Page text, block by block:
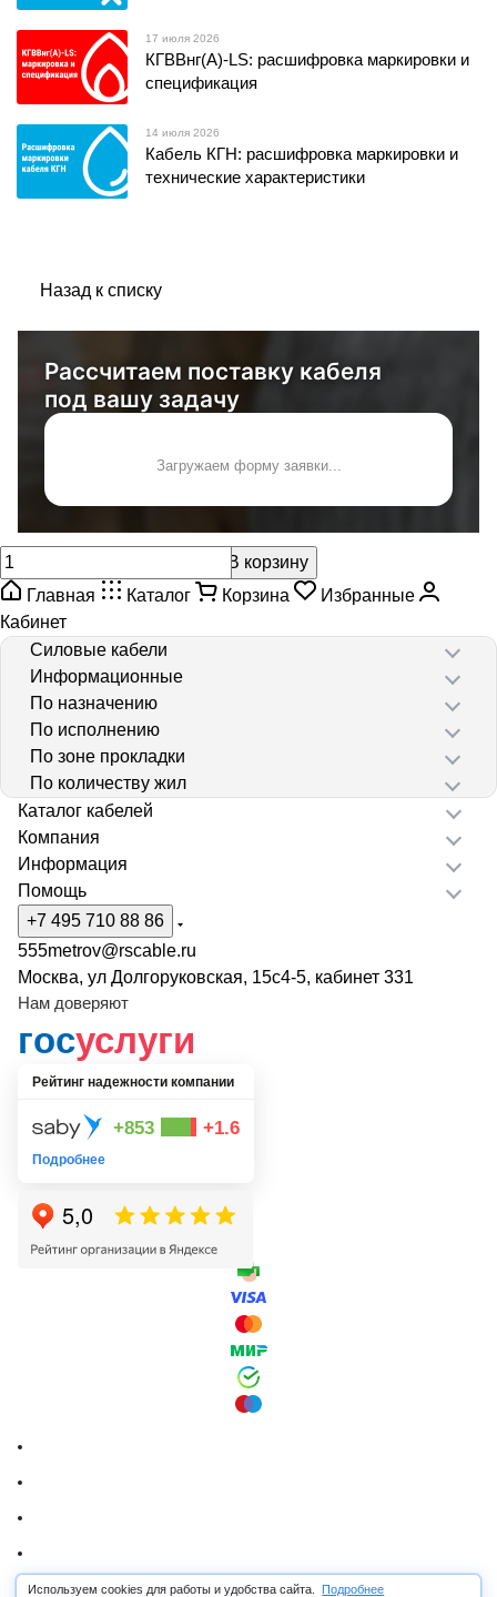
17 июля 2026
КГВВнг(А)-LS: расшифровка маркировки и
спецификация
14 июля 2026
Кабель КГН: расшифровка маркировки и
технические характеристики
Назад к списку
Рассчитаем поставку кабеля
под вашу задачу
Загружаем форму заявки...
Используем cookies для работы и удобства сайта. Подробнее
В корзину
Главная
Каталог Корзина
Избранные
Кабинет
Силовые кабели
Информационные
По назначению
По исполнению
По зоне прокладки
По количеству жил
Каталог кабелей
Компания
Информация
Помощь
+7 495 710 88 86
555metrov@rscable.ru
Москва, ул Долгоруковская, 15с4-5, кабинет 331
Нам доверяют
госуслуги
Рейтинг надежности компании
+853 +1.6
Подробнее